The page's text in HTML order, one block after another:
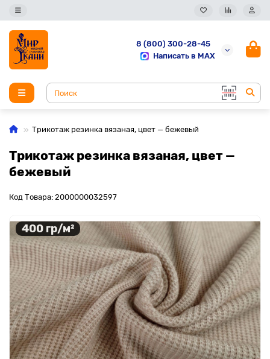
8 (800) 300-28-45
Написать в MAX
Трикотаж резинка вязаная, цвет — бежевый
Трикотаж резинка вязаная, цвет —
бежевый
Код Товара: 2000000032597
400 гр/м²